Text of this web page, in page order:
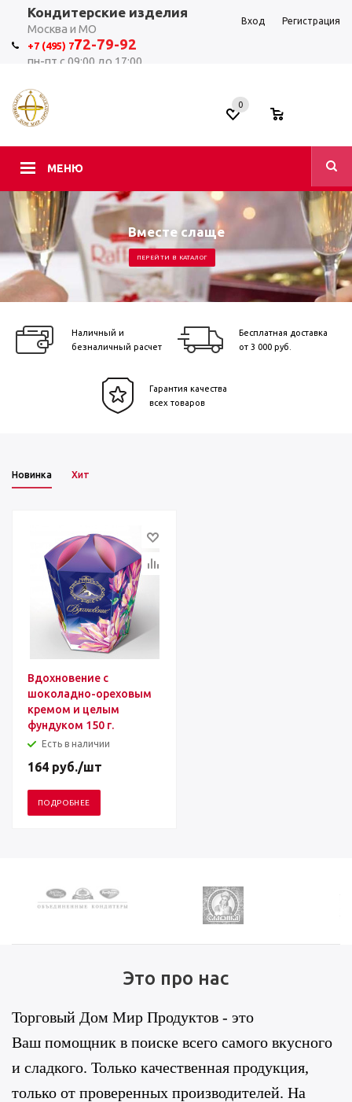
Кондитерские изделия
Москва и МО
+7 (495) 772-79-92
пн-пт с 09:00 до 17:00
Вход Регистрация
МЕНЮ
0
Вместе слаще
ПЕРЕЙТИ В КАТАЛОГ
Наличный и
безналичный расчет
Бесплатная доставка
от 3 000 руб.
Гарантия качества
всех товаров
Новинка Хит
Вдохновение с
шоколадно-ореховым
кремом и целым
фундуком 150 г.
Есть в наличии
164 руб./шт
ПОДРОБНЕЕ
Это про нас
Торговый Дом Мир Продуктов - это
Ваш помощник в поиске всего самого вкусного
и сладкого. Только качественная продукция,
только от проверенных производителей. На